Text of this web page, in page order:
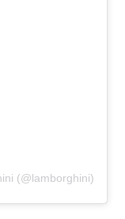
(@lamborghini)